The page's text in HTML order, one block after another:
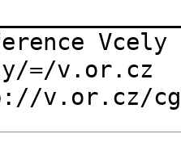
Vcely
=/v.or.cz
v.or.cz/